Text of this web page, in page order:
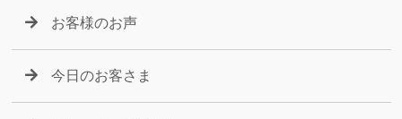
お客様のお声
今日のお客さま